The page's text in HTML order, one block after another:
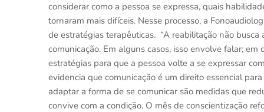
considerar como a pessoa se expressa, quais
tornaram mais difíceis. Nesse processo, a
de estratégias terapêuticas. “A reabilitação não
comunicação. Em alguns casos, isso envolve falar;
estratégias para que a pessoa volte a se expressar
evidencia que comunicação é um direito essencial
adaptar a forma de se comunicar são medidas que
convive com a condição. O mês de conscientização